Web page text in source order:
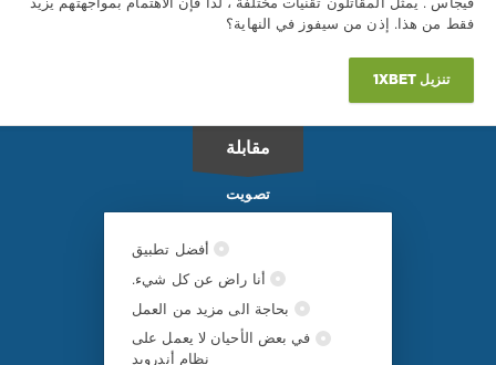
فيجاس . يمثل المقاتلون تقنيات مختلفة ، لذا فإن الاهتمام بمواجهتهم يزيد
فقط من هذا. إذن من سيفوز في النهاية؟
تنزيل 1XBET
مقابلة
تصويت
أفضل تطبيق
أنا راض عن كل شيء.
بحاجة الى مزيد من العمل
في بعض الأحيان لا يعمل على
نظام أندرويد